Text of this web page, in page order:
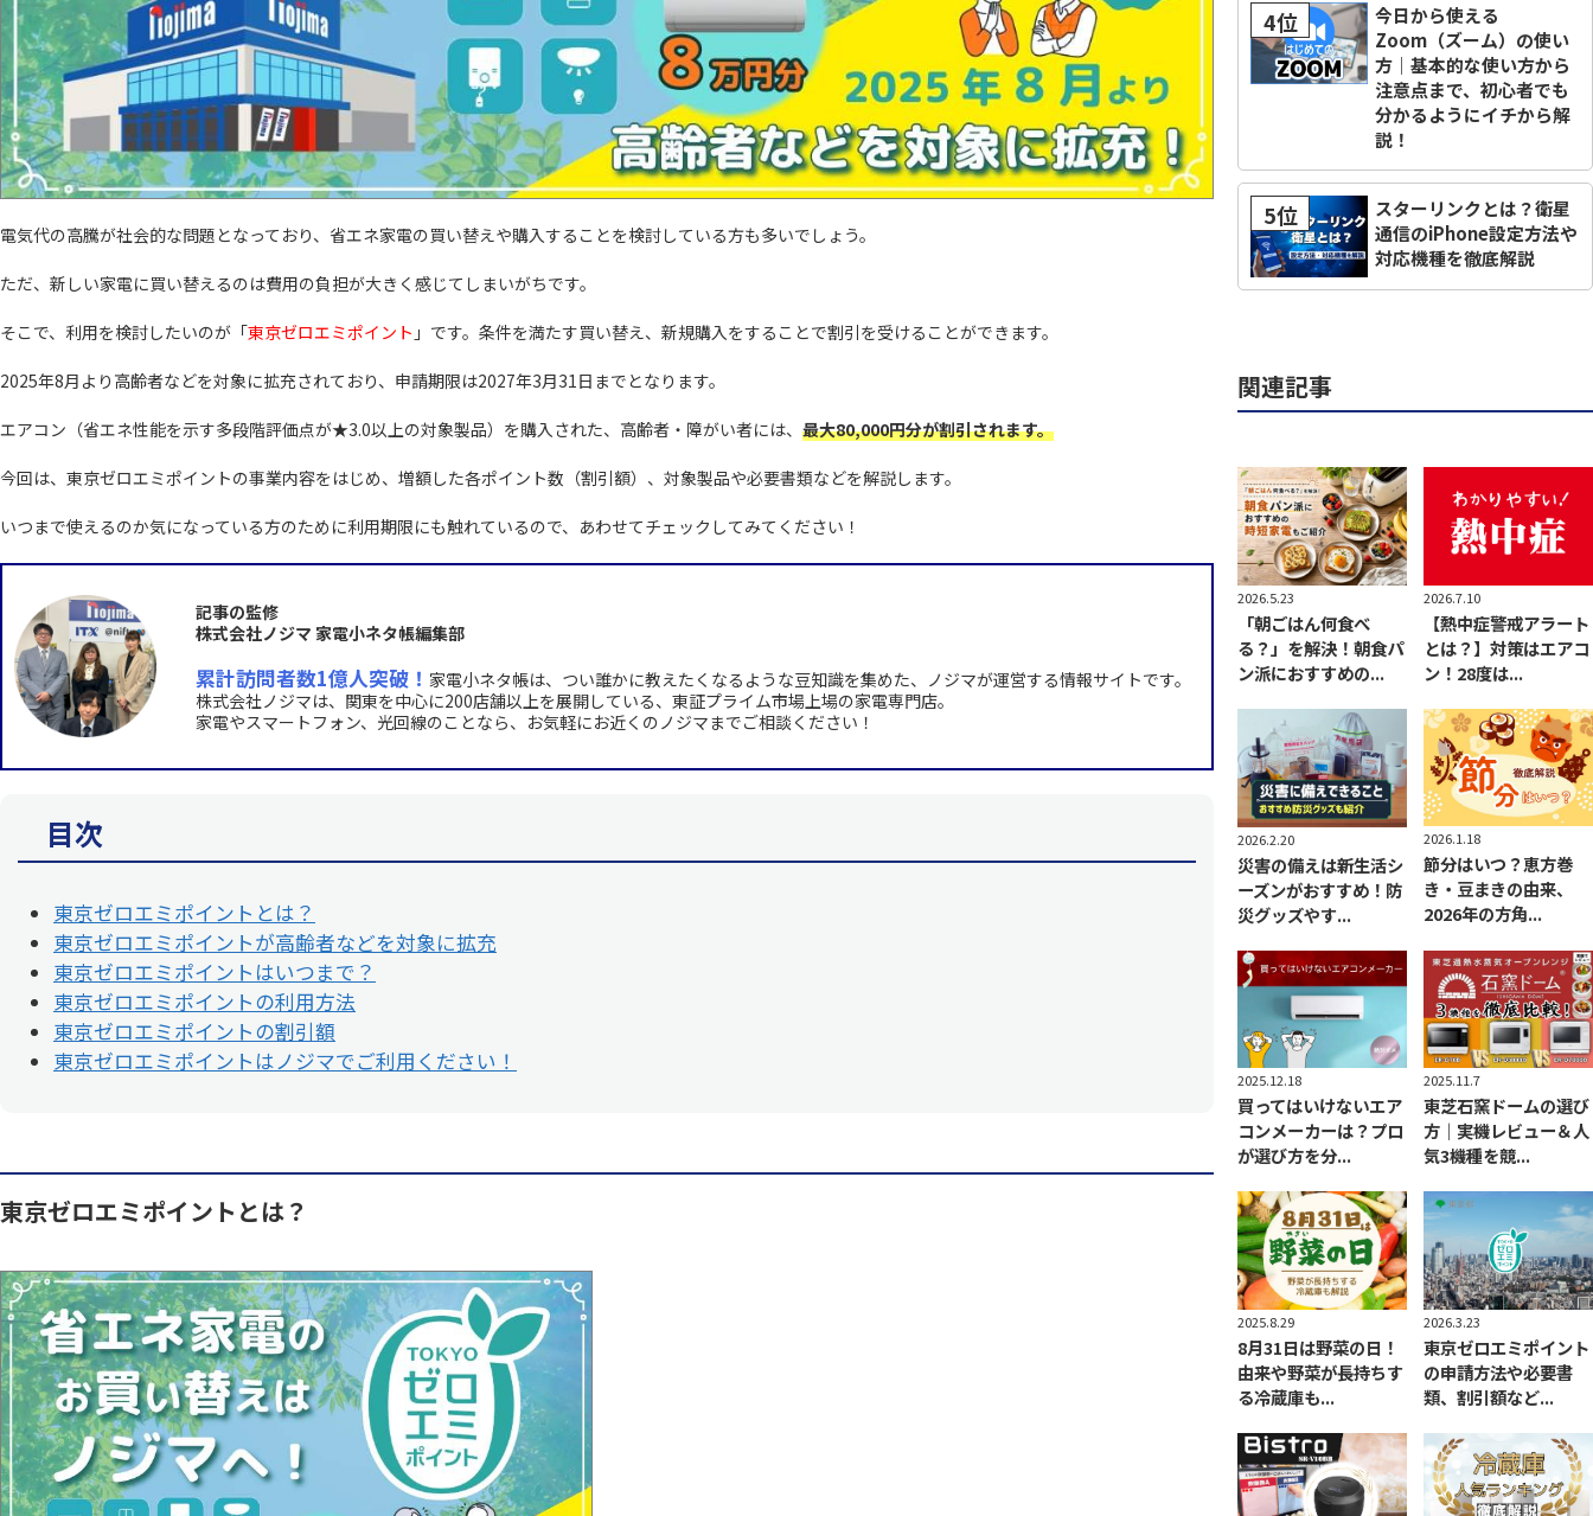
電気代の高騰が社会的な問題となっており、省エネ家電の買い替えや購入することを検討している方も多いでしょう。
ただ、新しい家電に買い替えるのは費用の負担が大きく感じてしまいがちです。
そこで、利用を検討したいのが「東京ゼロエミポイント 」です。条件を満たす買い替え、新規購入をすることで割引を受けることができます。
2025年8月より高齢者などを対象に拡充されており、申請期限は2027年3月31日までとなります。
エアコン（省エネ性能を示す多段階評価点が★3.0以上の対象製品）を購入された、高齢者・障がい者には、 最大80,000円分が割引されます。
今回は、東京ゼロエミポイントの事業内容をはじめ、増額した各ポイント数（割引額）、対象製品や必要書類などを解説します。
いつまで使えるのか気になっている方のために利用期限にも触れているので、あわせてチェックしてみてください！
記事の監修
株式会社ノジマ 家電小ネタ帳編集部
累計訪問者数1億人突破！ 家電小ネタ帳は、つい誰かに教えたくなるような豆知識を集めた、ノジマが運営する情報サイトです。
株式会社ノジマは、関東を中心に200店舗以上を展開している、東証プライム市場上場の家電専門店。
家電やスマートフォン、光回線のことなら、お気軽にお近くのノジマまでご相談ください！
目次
東京ゼロエミポイントとは？
東京ゼロエミポイントが高齢者などを対象に拡充
東京ゼロエミポイントはいつまで？
東京ゼロエミポイントの利用方法
東京ゼロエミポイントの割引額
東京ゼロエミポイントはノジマでご利用ください！
東京ゼロエミポイントとは？
4位
今日から使える
Zoom（ズーム）の使い
方｜基本的な使い方から
注意点まで、初心者でも
分かるようにイチから解
説！
5位
スターリンクとは？衛星
通信のiPhone設定方法や
対応機種を徹底解説
関連記事
2026.5.23
「朝ごはん何食べ
る？」を解決！朝食パ
ン派におすすめの...
2026.7.10
【熱中症警戒アラート
とは？】対策はエアコ
ン！28度は...
2026.2.20
災害の備えは新生活シ
ーズンがおすすめ！防
災グッズやす...
2026.1.18
節分はいつ？恵方巻
き・豆まきの由来、
2026年の方角...
2025.12.18
買ってはいけないエア
コンメーカーは？プロ
が選び方を分...
2025.11.7
東芝石窯ドームの選び
方｜実機レビュー＆人
気3機種を競...
2025.8.29
8月31日は野菜の日！
由来や野菜が長持ちす
る冷蔵庫も...
2026.3.23
東京ゼロエミポイント
の申請方法や必要書
類、割引額など...